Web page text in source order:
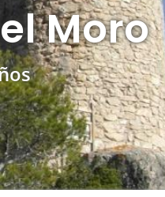
Moro